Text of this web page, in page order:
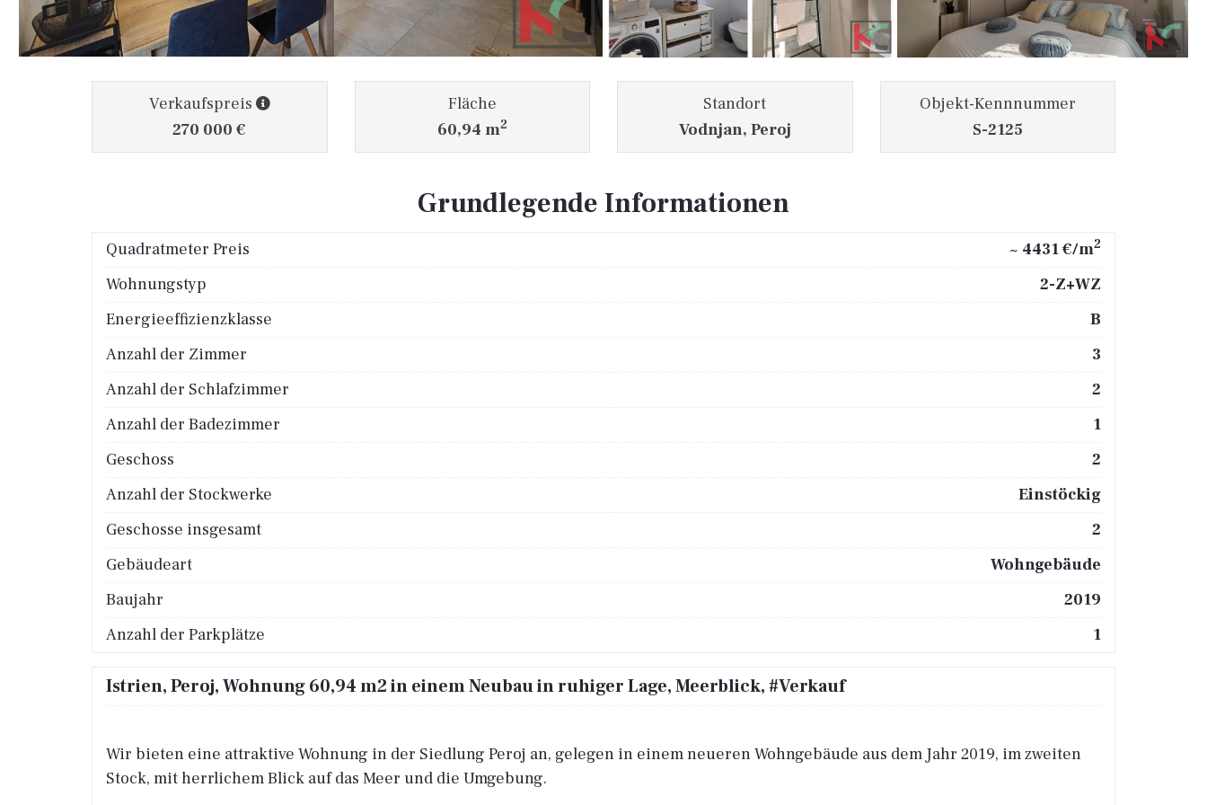
Verkaufspreis
270 000 €
Fläche
60,94 m2
Standort
Vodnjan, Peroj
Objekt-Kennnummer
S-2125
Grundlegende Informationen
Quadratmeter Preis ~ 4431 €/m2
Wohnungstyp
2-Z+WZ
Energieeffizienzklasse
B
Anzahl der Zimmer
3
Anzahl der Schlafzimmer
2
Anzahl der Badezimmer
1
Geschoss
2
Anzahl der Stockwerke
Einstöckig
Geschosse insgesamt
2
Gebäudeart
Wohngebäude
Baujahr
2019
Anzahl der Parkplätze
1
Istrien, Peroj, Wohnung 60,94 m2 in einem Neubau in ruhiger Lage, Meerblick, #Verkauf
Wir bieten eine attraktive Wohnung in der Siedlung Peroj an, gelegen in einem neueren Wohngebäude aus dem Jahr 2019, im zweiten
Stock, mit herrlichem Blick auf das Meer und die Umgebung.